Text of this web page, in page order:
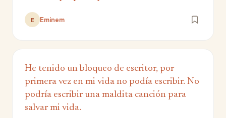
E Eminem
He tenido un bloqueo de escritor, por
primera vez en mi vida no podía escribir. No
podría escribir una maldita canción para
salvar mi vida.